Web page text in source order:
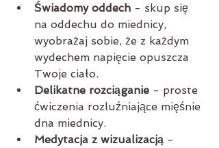
Świadomy oddech - skup się
na oddechu do miednicy,
wyobrażaj sobie, że z każdym
wydechem napięcie opuszcza
Twoje ciało.
Delikatne rozciąganie - proste
ćwiczenia rozluźniające mięśnie
dna miednicy.
Medytacja z wizualizacją -